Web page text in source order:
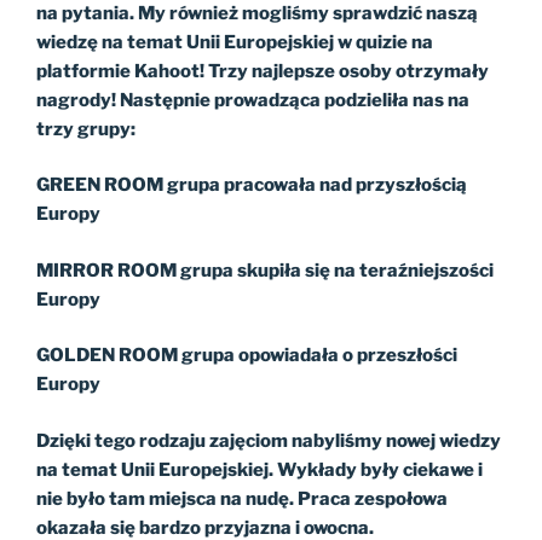
na pytania. My również mogliśmy sprawdzić naszą
wiedzę na temat Unii Europejskiej w quizie na
platformie Kahoot! Trzy najlepsze osoby otrzymały
nagrody! Następnie prowadząca podzieliła nas na
trzy grupy:
GREEN ROOM grupa pracowała nad przyszłością
Europy
MIRROR ROOM grupa skupiła się na teraźniejszości
Europy
GOLDEN ROOM grupa opowiadała o przeszłości
Europy
Dzięki tego rodzaju zajęciom nabyliśmy nowej wiedzy
na temat Unii Europejskiej. Wykłady były ciekawe i
nie było tam miejsca na nudę. Praca zespołowa
okazała się bardzo przyjazna i owocna.